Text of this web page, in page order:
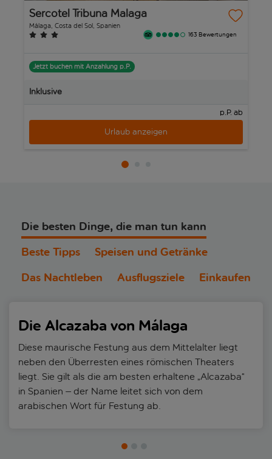
Sercotel Tribuna Malaga
Málaga, Costa del Sol, Spanien
163 Bewertungen
Jetzt buchen mit Anzahlung p.P.
Inklusive
p.P. ab
Urlaub anzeigen
Die besten Dinge, die man tun kann
Beste Tipps
Speisen und Getränke
Das Nachtleben
Ausflugsziele Einkaufen
Die Alcazaba von Málaga
Diese maurische Festung aus dem Mittelalter liegt
neben den Überresten eines römischen Theaters
liegt. Sie gilt als die am besten erhaltene „Alcazaba“
in Spanien – der Name leitet sich von dem
arabischen Wort für Festung ab.